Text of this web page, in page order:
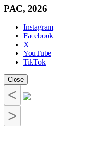
PAC, 2026
Instagram
Facebook
X
YouTube
TikTok
Close
<
>